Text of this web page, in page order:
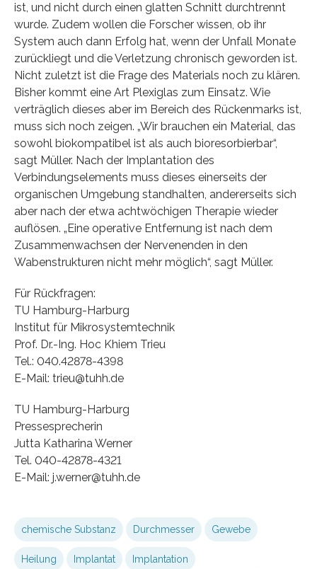
ist, und nicht durch einen glatten Schnitt durchtrennt
wurde. Zudem wollen die Forscher wissen, ob ihr
System auch dann Erfolg hat, wenn der Unfall Monate
zurückliegt und die Verletzung chronisch geworden ist.
Nicht zuletzt ist die Frage des Materials noch zu klären.
Bisher kommt eine Art Plexiglas zum Einsatz. Wie
verträglich dieses aber im Bereich des Rückenmarks ist,
muss sich noch zeigen. „Wir brauchen ein Material, das
sowohl biokompatibel ist als auch bioresorbierbar“,
sagt Müller. Nach der Implantation des
Verbindungselements muss dieses einerseits der
organischen Umgebung standhalten, andererseits sich
aber nach der etwa achtwöchigen Therapie wieder
auflösen. „Eine operative Entfernung ist nach dem
Zusammenwachsen der Nervenenden in den
Wabenstrukturen nicht mehr möglich“, sagt Müller.
Für Rückfragen:
TU Hamburg-Harburg
Institut für Mikrosystemtechnik
Prof. Dr.-Ing. Hoc Khiem Trieu
Tel.: 040.42878-4398
E-Mail: trieu@tuhh.de
TU Hamburg-Harburg
Pressesprecherin
Jutta Katharina Werner
Tel. 040-42878-4321
E-Mail: j.werner@tuhh.de
chemische Substanz Durchmesser Gewebe
Heilung Implantat Implantation